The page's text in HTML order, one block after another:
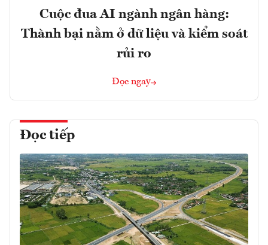
Cuộc đua AI ngành ngân hàng:
Thành bại nằm ở dữ liệu và kiểm soát
rủi ro
Đọc ngay
Đọc tiếp